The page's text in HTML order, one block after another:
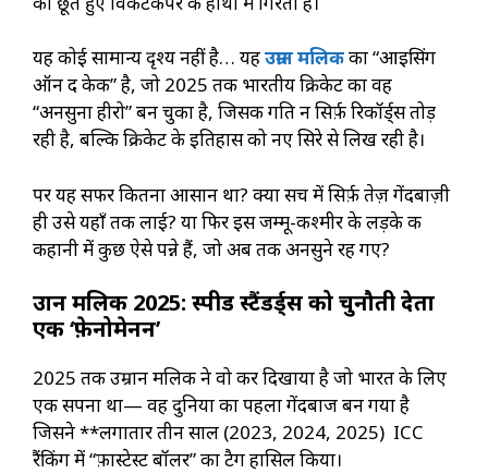
यह कोई सामान्य दृश्य नहीं है… यहउम्रान मलिकका “आइसिंग
ऑन द केक” है, जो 2025 तक भारतीय क्रिकेट का वह
“अनसुना हीरो” बन चुका है, जिसकी गति न सिर्फ़ रिकॉर्ड्स तोड़
रही है, बल्कि क्रिकेट के इतिहास को नए सिरे से लिख रही है।
पर यह सफर कितना आसान था? क्या सच में सिर्फ़ तेज़ गेंदबाज़ी
ही उसे यहाँ तक लाई? या फिर इस जम्मू-कश्मीर के लड़के की
कहानी में कुछ ऐसे पन्ने हैं, जो अब तक अनसुने रह गए?
उम्रान मलिक 2025: स्पीड स्टैंडर्ड्स को चुनौती देता
एक ‘फ़ेनोमेनन’
2025 तक उम्रान मलिक ने वो कर दिखाया है जो भारत के लिए
एक सपना था— वह दुनिया का पहला गेंदबाज बन गया है
जिसने **लगातार तीन साल (2023, 2024, 2025) ICC
रैंकिंग में “फ़ास्टेस्ट बॉलर” का टैग हासिल किया।